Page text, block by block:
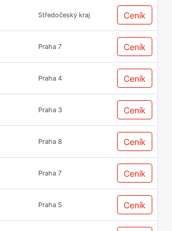
Středočeský kraj Ceník
Praha 7 Ceník
Praha 4 Ceník
Praha 3 Ceník
Praha 8 Ceník
Praha 7 Ceník
Praha 5 Ceník